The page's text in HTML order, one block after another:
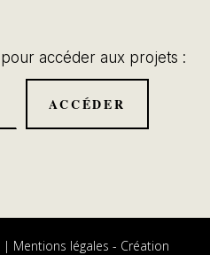
accéder aux projets :
| Mentions légales - Création